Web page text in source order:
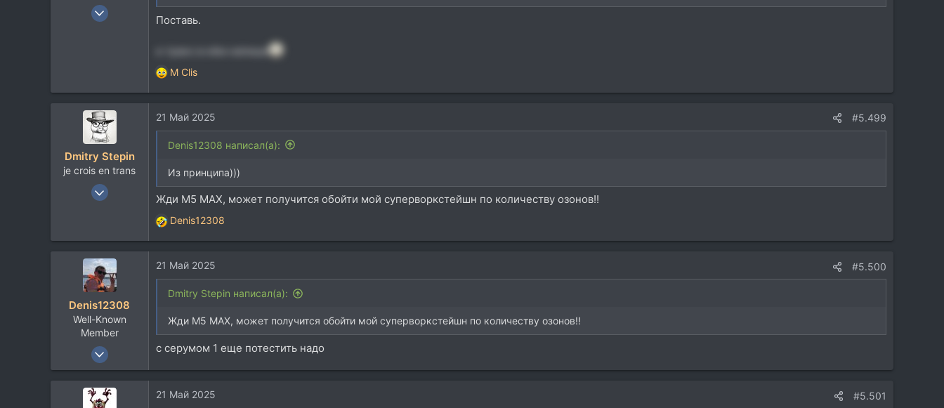
12 Янв 2004
Поставь.
Р
е
к
ц
M Clis
Dmitry Stepin
je crois en trans
12 Янв 2004
113
Москва
21 Май 2025 #5.499
Denis12308 написал(а):
Из принципа)))
Жди М5 МАХ, может получится обойти мой суперворкстейшн по количеству озонов!!
Р
е
к
ц
Denis12308
Denis12308
Well-Known
Member
6 Июн 2015
7.506
9.317
21 Май 2025 #5.500
Dmitry Stepin написал(а):
Жди М5 МАХ, может получится обойти мой суперворкстейшн по количеству озонов!!
с серумом 1 еще потестить надо
21 Май 2025 #5.501